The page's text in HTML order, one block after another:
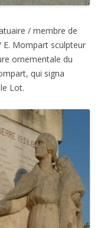
/ membre de
E. Mompart sculpteur
ornementale du
qui signa
Lot.